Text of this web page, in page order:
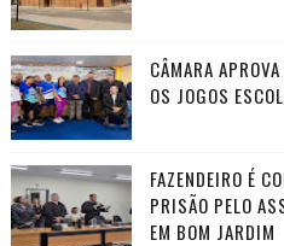
CÂMARA
OS JOGOS
FAZENDEIRO É
PRISÃO PELO
EM BOM JARDIM